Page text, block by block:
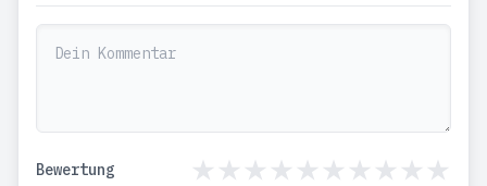
Bewertung